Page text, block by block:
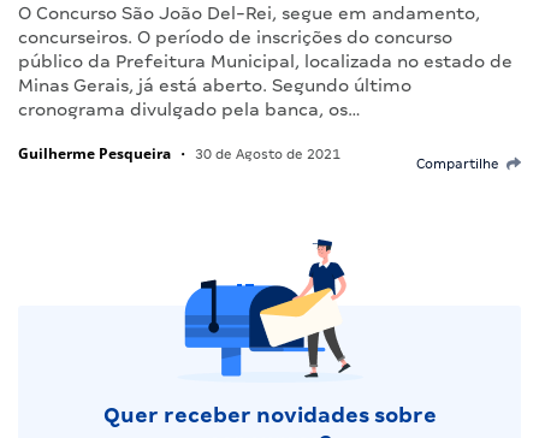
O Concurso São João Del-Rei, segue em andamento,
concurseiros. O período de inscrições do concurso
público da Prefeitura Municipal, localizada no estado de
Minas Gerais, já está aberto. Segundo último
cronograma divulgado pela banca, os…
Guilherme Pesqueira • 30 de Agosto de 2021
Compartilhe
Quer receber novidades sobre